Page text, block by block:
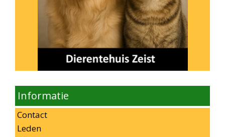
Informatie
Contact
Leden